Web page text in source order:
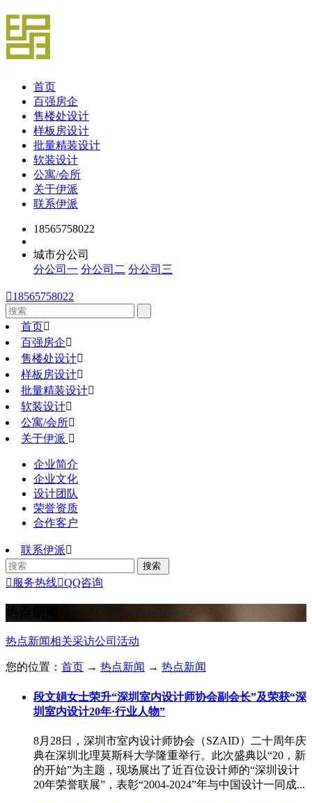
首页
百强房企
售楼处设计
样板房设计
批量精装设计
软装设计
公寓/会所
关于伊派
联系伊派
18565758022
城市分公司
分公司一 分公司二 分公司三
18565758022
首页
百强房企
售楼处设计
样板房设计
批量精装设计
软装设计
公寓/会所
关于伊派 
企业简介
企业文化
设计团队
荣誉资质
合作客户
联系伊派
 服务热线QQ咨询
热点新闻
热点新闻相关采访公司活动
您的位置： 首页 → 热点新闻 → 热点新闻
段文娟女士荣升“深圳室内设计师协会副会长”及荣获“深
圳室内设计20年·行业人物”
8月28日，深圳市室内设计师协会（SZAID）二十周年庆
典在深圳北理莫斯科大学隆重举行。此次盛典以“20，新
的开始”为主题，现场展出了近百位设计师的“深圳设计
20年荣誉联展”，表彰“2004-2024”年与中国设计一同成...